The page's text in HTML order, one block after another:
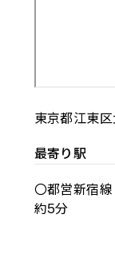
東京都江東
最寄り駅
〇都営新宿
約5分